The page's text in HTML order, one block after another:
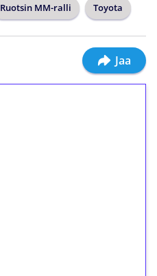
Ruotsin MM-ralli Toyota
Jaa